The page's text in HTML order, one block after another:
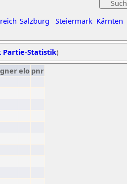
Salzburg Steiermark Kärnten
Partie-Statistik)
elo pnr